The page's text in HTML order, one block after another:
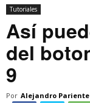
Tutoriales
Así
del
9
Por Alejandro Pariente